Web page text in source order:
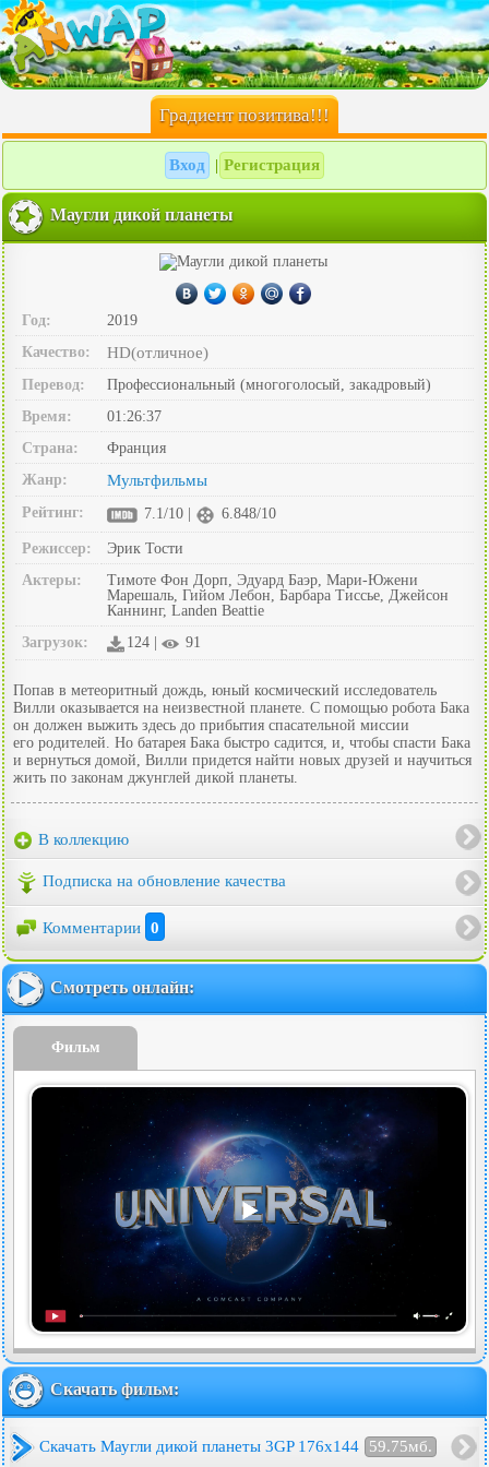
Градиент позитива!!!
Вход Регистрация
Маугли дикой планеты
Год:
2019
Качество:
HD(отличное)
Перевод:
Профессиональный (многоголосый, закадровый)
Время:
01:26:37
Страна:
Франция
Жанр:
Мультфильмы
Рейтинг: 7.1/10 | 6.848/10
Режиссер:
Эрик Тости
Актеры:
Тимоте Фон Дорп, Эдуард Баэр, Мари-Южени
Марешаль, Гийом Лебон, Барбара Тиссье, Джейсон
Каннинг, Landen Beattie
Загрузок:
124 | 91
Попав в метеоритный дождь, юный космический исследователь
Вилли оказывается на неизвестной планете. С помощью робота Бака
он должен выжить здесь до прибытия спасательной миссии
его родителей. Но батарея Бака быстро садится, и, чтобы спасти Бака
и вернуться домой, Вилли придется найти новых друзей и научиться
жить по законам джунглей дикой планеты.
В коллекцию
Подписка на обновление качества
Комментарии 0
Смотреть онлайн:
Фильм
Скачать фильм:
Скачать Маугли дикой планеты 3GP 176x144 59.75мб.